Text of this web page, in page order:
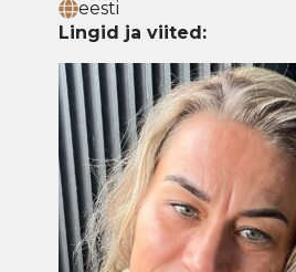
eesti
Lingid ja viited: